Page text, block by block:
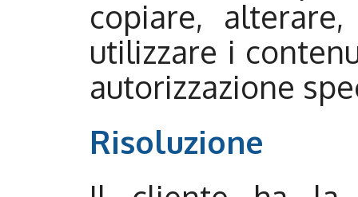
copiare,
utilizzare i
autorizzazione
Risoluzione